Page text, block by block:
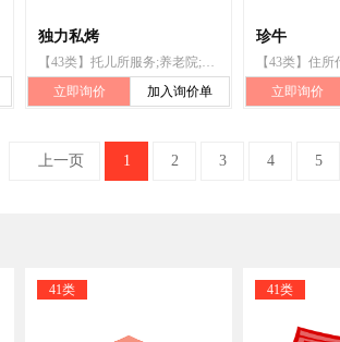
独力私烤
【43类】托儿所服务;养老院;住所代理（旅馆、供膳寄宿处）;茶馆;酒吧服务;咖啡馆;餐厅;快餐馆;自助餐厅;宠物日间护理服务
立即询价
加入询价单
珍牛
立即询价
上一页 1 2 3 4 5
41类 41类